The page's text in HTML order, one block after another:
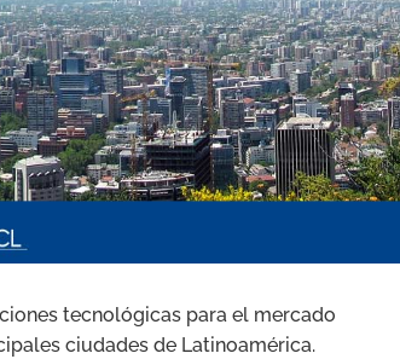
tecnológicas para el mercado
ciudades de Latinoamérica.